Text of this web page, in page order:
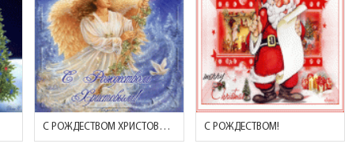
С РОЖДЕСТВОМ ХРИСТОВЫМ! С РОЖДЕСТВОМ!